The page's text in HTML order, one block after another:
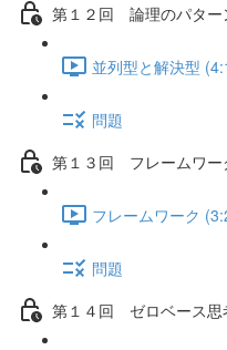
第１２回 論理のパタ
並列型と解決型
問題
第１３回 フレームワー
フレームワーク
問題
第１４回 ゼロベース思